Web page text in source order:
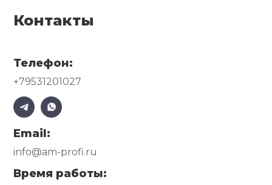
Контакты
Телефон:
+79531201027
Email:
info@am-profi.ru
Время работы: